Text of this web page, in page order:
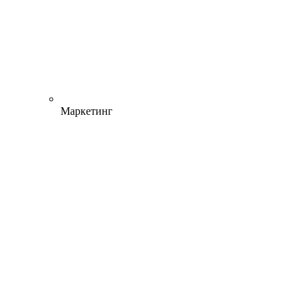
Маркетинг